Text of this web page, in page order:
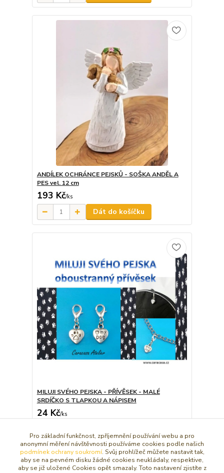
ANDÍLEK OCHRÁNCE PEJSKŮ - SOŠKA ANDĚL A
PES vel. 12 cm
193 Kč/ks
Dát do košíčku
MILUJI SVÉHO PEJSKA - PŘÍVĚSEK - MALÉ
SRDÍČKO S TLAPKOU A NÁPISEM
24 Kč/ks
strana z 1
Pro základní funkčnost, zpříjemnění používání webu a pro
anonymní měření návštěvnosti používáme cookies podle našich
podmínek ochrany soukromí. Svůj prohlížeč můžete nastavit tak,
aby se na pevném disku žádné cookies neukládaly, respektive,
aby se již uložené Cookies opět smazaly. Toto nastavení zjistíte z